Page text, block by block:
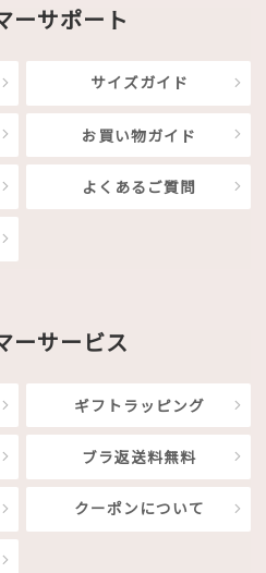
ーサポート
サイズガイド
お買い物ガイド
よくあるご質問
ーサービス
ギフトラッピング
ブラ返送料無料
クーポンについて